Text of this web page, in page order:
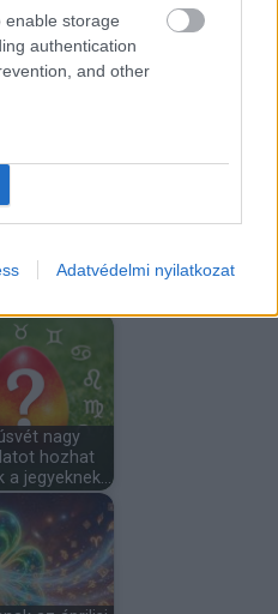
enable storage
authentication
and other
Adatvédelmi nyilatkozat
évesek
és Cookie
nagy
hozhat
a jegyeknek…